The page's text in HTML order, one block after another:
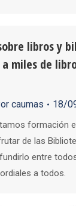
libros y
miles de
caumas 18/
formación
de las
entre
a todos.